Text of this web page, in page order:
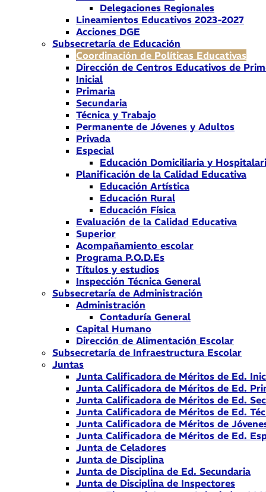
Delegaciones Regionales
Lineamientos Educativos 2023-2027
Acciones DGE
Subsecretaría de Educación
Coordinación de Políticas Educativas
Dirección de Centros Educativos de
Inicial
Primaria
Secundaria
Técnica y Trabajo
Permanente de Jóvenes y Adultos
Privada
Especial
Educación Domiciliaria y
Planificación de la Calidad Educativa
Educación Artística
Educación Rural
Educación Física
Evaluación de la Calidad Educativa
Superior
Acompañamiento escolar
Programa P.O.D.Es
Títulos y estudios
Inspección Técnica General
Subsecretaría de Administración
Administración
Contaduría General
Capital Humano
Dirección de Alimentación Escolar
Subsecretaría de Infraestructura Escolar
Juntas
Junta Calificadora de Méritos de Ed.
Junta Calificadora de Méritos de Ed.
Junta Calificadora de Méritos de Ed.
Junta Calificadora de Méritos de Ed.
Junta Calificadora de Méritos de
Junta Calificadora de Méritos de Ed.
Junta de Celadores
Junta de Disciplina
Junta de Disciplina de Ed. Secundaria
Junta de Disciplina de Inspectores